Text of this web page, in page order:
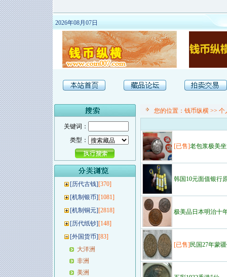
2026年08月07日
关键词：
类型：
[历代古钱][370]
[机制银币][1081]
[机制铜元][2818]
[历代纸钞][148]
[外国货币][83]
大洋洲
非洲
美洲
您的位置： 钱币纵横 >> 个
[已售]老包浆极美
韩国10元面值银行
极美品日本明治十
[已售]民国27年蒙